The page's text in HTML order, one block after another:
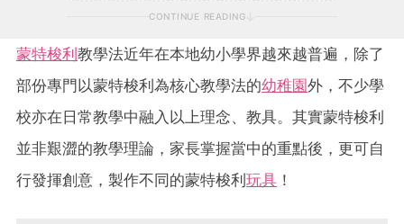
CONTINUE READING
蒙特梭利教學法近年在本地幼小學界越來越普遍，除了
部份專門以蒙特梭利為核心教學法的幼稚園外，不少學
校亦在日常教學中融入以上理念、教具。其實蒙特梭利
並非艱澀的教學理論，家長掌握當中的重點後，更可自
行發揮創意，製作不同的蒙特梭利玩具 ！